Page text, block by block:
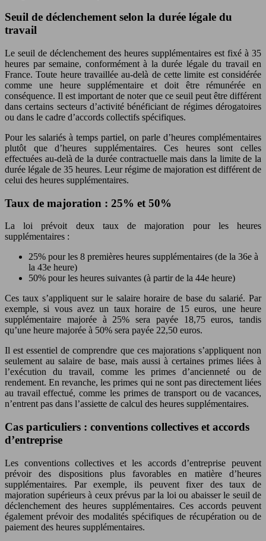
Seuil de déclenchement selon la durée légale du
travail
Le seuil de déclenchement des heures supplémentaires est fixé à 35
heures par semaine, conformément à la durée légale du travail en
France. Toute heure travaillée au-delà de cette limite est considérée
comme une heure supplémentaire et doit être rémunérée en
conséquence. Il est important de noter que ce seuil peut être différent
dans certains secteurs d’activité bénéficiant de régimes dérogatoires
ou dans le cadre d’accords collectifs spécifiques.
Pour les salariés à temps partiel, on parle d’heures complémentaires
plutôt que d’heures supplémentaires. Ces heures sont celles
effectuées au-delà de la durée contractuelle mais dans la limite de la
durée légale de 35 heures. Leur régime de majoration est différent de
celui des heures supplémentaires.
Taux de majoration : 25% et 50%
La loi prévoit deux taux de majoration pour les heures
supplémentaires :
25% pour les 8 premières heures supplémentaires (de la 36e à
la 43e heure)
50% pour les heures suivantes (à partir de la 44e heure)
Ces taux s’appliquent sur le salaire horaire de base du salarié. Par
exemple, si vous avez un taux horaire de 15 euros, une heure
supplémentaire majorée à 25% sera payée 18,75 euros, tandis
qu’une heure majorée à 50% sera payée 22,50 euros.
Il est essentiel de comprendre que ces majorations s’appliquent non
seulement au salaire de base, mais aussi à certaines primes liées à
l’exécution du travail, comme les primes d’ancienneté ou de
rendement. En revanche, les primes qui ne sont pas directement liées
au travail effectué, comme les primes de transport ou de vacances,
n’entrent pas dans l’assiette de calcul des heures supplémentaires.
Cas particuliers : conventions collectives et accords
d’entreprise
Les conventions collectives et les accords d’entreprise peuvent
prévoir des dispositions plus favorables en matière d’heures
supplémentaires. Par exemple, ils peuvent fixer des taux de
majoration supérieurs à ceux prévus par la loi ou abaisser le seuil de
déclenchement des heures supplémentaires. Ces accords peuvent
également prévoir des modalités spécifiques de récupération ou de
paiement des heures supplémentaires.